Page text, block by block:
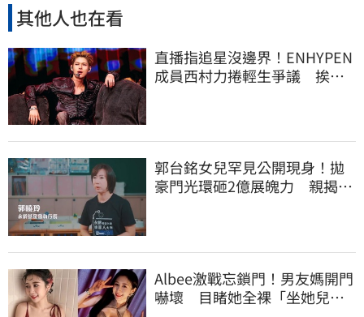
其他人也在看
直播指追星沒邊界！ENHYPEN
成員西村力捲輕生爭議 挨
郭台銘女兒罕見公開現身！拋
豪門光環砸2億展魄力 親揭教
Albee激戰忘鎖門！男友媽開門
嚇壞 目睹她全裸「坐她兒子